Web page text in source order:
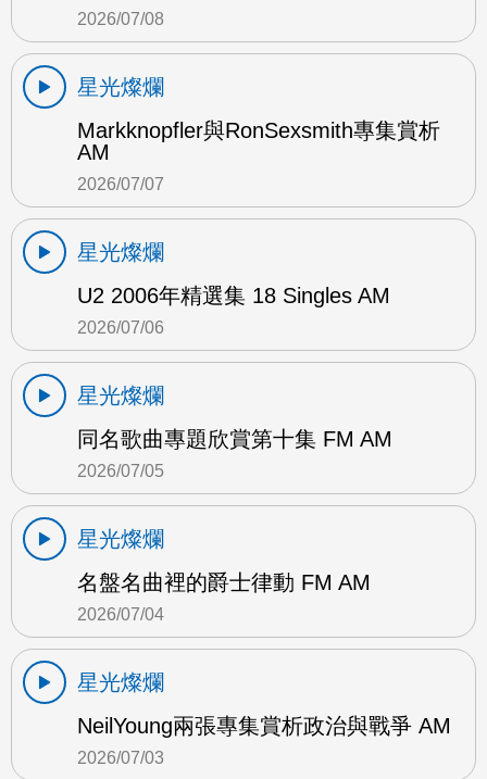
2026/07/08
星光燦爛
Markknopfler與RonSexsmith專集賞析
AM
2026/07/07
星光燦爛
U2 2006年精選集 18 Singles AM
2026/07/06
星光燦爛
同名歌曲專題欣賞第十集 FM AM
2026/07/05
星光燦爛
名盤名曲裡的爵士律動 FM AM
2026/07/04
星光燦爛
NeilYoung兩張專集賞析政治與戰爭 AM
2026/07/03